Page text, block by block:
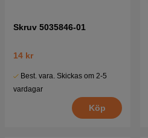
Skruv 5035846-01
14 kr
Best. vara. Skickas om 2-5
vardagar
Köp